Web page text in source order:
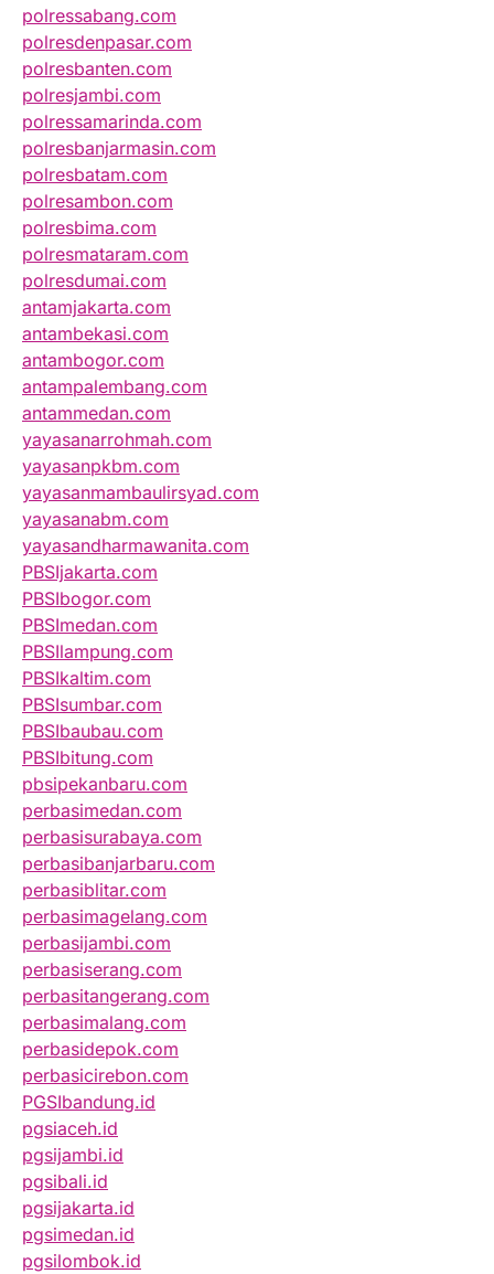
polressabang.com
polresdenpasar.com
polresbanten.com
polresjambi.com
polressamarinda.com
polresbanjarmasin.com
polresbatam.com
polresambon.com
polresbima.com
polresmataram.com
polresdumai.com
antamjakarta.com
antambekasi.com
antambogor.com
antampalembang.com
antammedan.com
yayasanarrohmah.com
yayasanpkbm.com
yayasanmambaulirsyad.com
yayasanabm.com
yayasandharmawanita.com
PBSIjakarta.com
PBSIbogor.com
PBSImedan.com
PBSIlampung.com
PBSIkaltim.com
PBSIsumbar.com
PBSIbaubau.com
PBSIbitung.com
pbsipekanbaru.com
perbasimedan.com
perbasisurabaya.com
perbasibanjarbaru.com
perbasiblitar.com
perbasimagelang.com
perbasijambi.com
perbasiserang.com
perbasitangerang.com
perbasimalang.com
perbasidepok.com
perbasicirebon.com
PGSIbandung.id
pgsiaceh.id
pgsijambi.id
pgsibali.id
pgsijakarta.id
pgsimedan.id
pgsilombok.id